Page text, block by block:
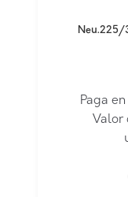
Neu.225/
original
actual
Paga
Valor